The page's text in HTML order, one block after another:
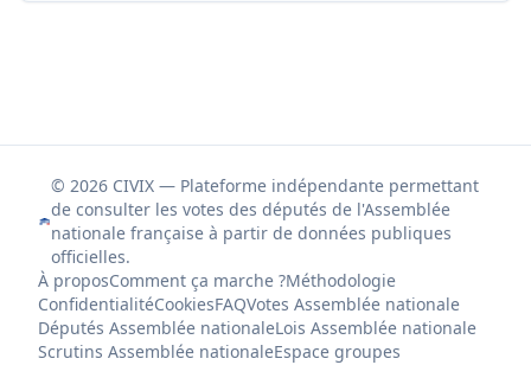
© 2026 CIVIX — Plateforme indépendante permettant
de consulter les votes des députés de l'Assemblée
nationale française à partir de données publiques
officielles.
À proposComment ça marche ?Méthodologie
ConfidentialitéCookiesFAQVotes Assemblée nationale
Députés Assemblée nationaleLois Assemblée nationale
Scrutins Assemblée nationaleEspace groupes